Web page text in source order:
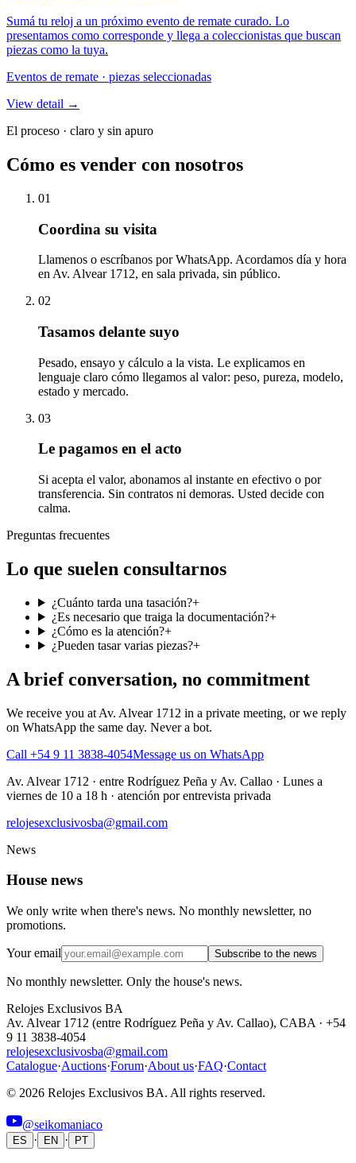
Sumá tu reloj a un próximo evento de remate curado. Lo
presentamos como corresponde y llega a coleccionistas que buscan
piezas como la tuya.
Eventos de remate · piezas seleccionadas
View detail →
El proceso · claro y sin apuro
Cómo es vender con nosotros
01
Coordina su visita
Llamenos o escríbanos por WhatsApp. Acordamos día y hora
en Av. Alvear 1712, en sala privada, sin público.
02
Tasamos delante suyo
Pesado, ensayo y cálculo a la vista. Le explicamos en
lenguaje claro cómo llegamos al valor: peso, pureza, modelo,
estado y mercado.
03
Le pagamos en el acto
Si acepta el valor, abonamos al instante en efectivo o por
transferencia. Sin contratos ni demoras. Usted decide con
calma.
Preguntas frecuentes
Lo que suelen consultarnos
¿Cuánto tarda una tasación?+
¿Es necesario que traiga la documentación?+
¿Cómo es la atención?+
¿Pueden tasar varias piezas?+
A brief conversation, no commitment
We receive you at Av. Alvear 1712 in a private meeting, or we reply
on WhatsApp the same day. Never a bot.
Call +54 9 11 3838-4054Message us on WhatsApp
Av. Alvear 1712 · entre Rodríguez Peña y Av. Callao · Lunes a
viernes de 10 a 18 h · atención por entrevista privada
relojesexclusivosba@gmail.com
News
House news
We only write when there's news. No monthly newsletter, no
promotions.
Your email Subscribe to the news
No monthly newsletter. Only the house's news.
Relojes Exclusivos BA
Av. Alvear 1712 (entre Rodríguez Peña y Av. Callao), CABA · +54
9 11 3838-4054
relojesexclusivosba@gmail.com
Catalogue·Auctions·Forum·About us·FAQ·Contact
© 2026 Relojes Exclusivos BA. All rights reserved.
@seikomaniaco
ES · EN · PT